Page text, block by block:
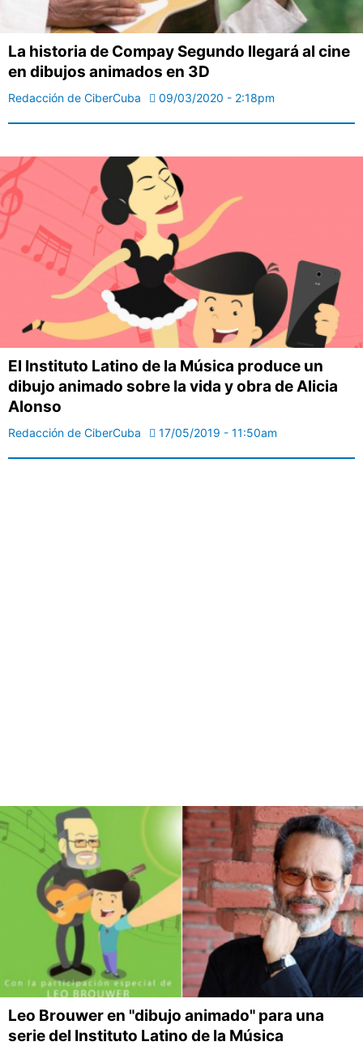
La historia de Compay Segundo llegará al cine
en dibujos animados en 3D
Redacción de CiberCuba 09/03/2020 - 2:18pm
El Instituto Latino de la Música produce un
dibujo animado sobre la vida y obra de Alicia
Alonso
Redacción de CiberCuba 17/05/2019 - 11:50am
Leo Brouwer en "dibujo animado" para una
serie del Instituto Latino de la Música